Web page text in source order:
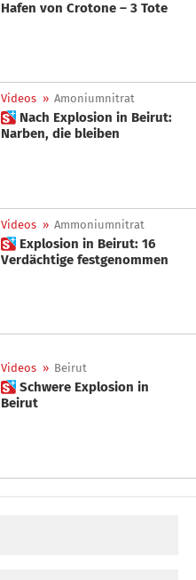
Hafen von Crotone – 3 Tote
Videos » Amoniumnitrat
 Nach Explosion in Beirut:
Narben, die bleiben
Videos » Ammoniumnitrat
 Explosion in Beirut: 16
Verdächtige festgenommen
Videos » Beirut
 Schwere Explosion in
Beirut